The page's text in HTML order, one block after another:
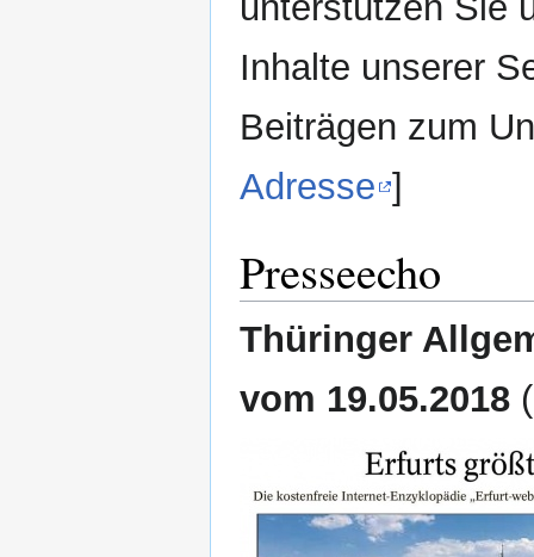
Inhalte unserer
Beiträgen zum
Adresse ]
Presseecho
Thüringer
vom 19.05.2018